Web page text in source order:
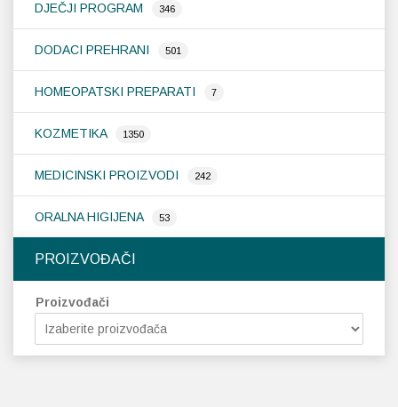
DJEČJI PROGRAM 346
DODACI PREHRANI 501
HOMEOPATSKI PREPARATI 7
KOZMETIKA 1350
MEDICINSKI PROIZVODI 242
ORALNA HIGIJENA 53
PROIZVOĐAČI
Proizvođači